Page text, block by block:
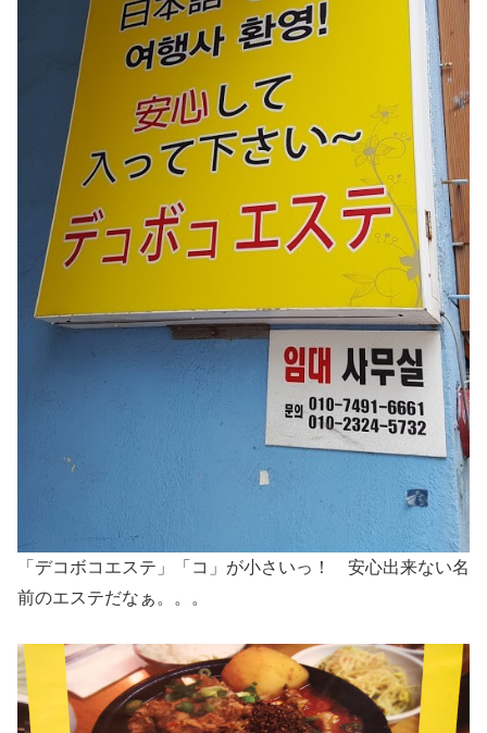
「デコボコエステ」「コ」が小さいっ！ 安心出来ない名
前のエステだなぁ。。。